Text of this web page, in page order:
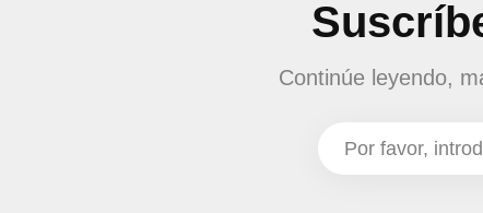
Continúe leyendo,